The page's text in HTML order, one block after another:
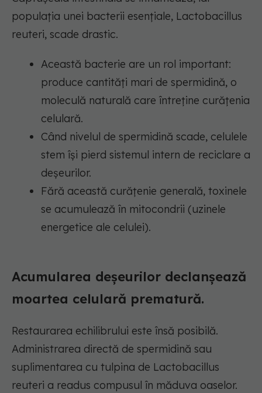
populația unei bacterii esențiale, Lactobacillus
reuteri, scade drastic.
Această bacterie are un rol important:
produce cantități mari de spermidină, o
moleculă naturală care întreține curățenia
celulară.
Când nivelul de spermidină scade, celulele
stem își pierd sistemul intern de reciclare a
deșeurilor.
Fără această curățenie generală, toxinele
se acumulează în mitocondrii (uzinele
energetice ale celulei).
Acumularea deșeurilor declanșează
moartea celulară prematură.
Restaurarea echilibrului este însă posibilă.
Administrarea directă de spermidină sau
suplimentarea cu tulpina de Lactobacillus
reuteri a readus compusul în măduva oaselor.